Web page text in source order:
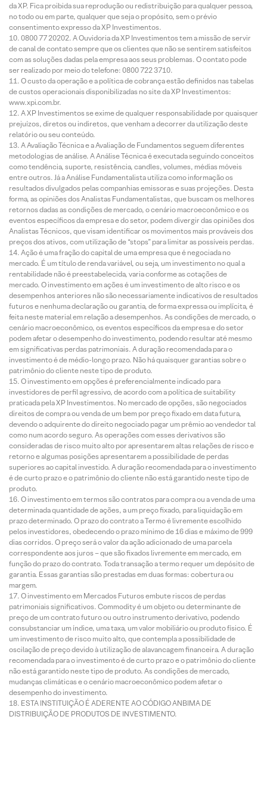
da XP. Fica proibida sua reprodução ou redistribuição para qualquer pessoa,
no todo ou em parte, qualquer que seja o propósito, sem o prévio
consentimento expresso da XP Investimentos.
0800 77 20202. A Ouvidoria da XP Investimentos tem a missão de servir
de canal de contato sempre que os clientes que não se sentirem satisfeitos
com as soluções dadas pela empresa aos seus problemas. O contato pode
ser realizado por meio do telefone: 0800 722 3710.
O custo da operação e a política de cobrança estão definidos nas tabelas
de custos operacionais disponibilizadas no site da XP Investimentos:
www.xpi.com.br.
A XP Investimentos se exime de qualquer responsabilidade por quaisquer
prejuízos, diretos ou indiretos, que venham a decorrer da utilização deste
relatório ou seu conteúdo.
A Avaliação Técnica e a Avaliação de Fundamentos seguem diferentes
metodologias de análise. A Análise Técnica é executada seguindo conceitos
como tendência, suporte, resistência, candles, volumes, médias móveis
entre outros. Já a Análise Fundamentalista utiliza como informação os
resultados divulgados pelas companhias emissoras e suas projeções. Desta
forma, as opiniões dos Analistas Fundamentalistas, que buscam os melhores
retornos dadas as condições de mercado, o cenário macroeconômico e os
eventos específicos da empresa e do setor, podem divergir das opiniões dos
Analistas Técnicos, que visam identificar os movimentos mais prováveis dos
preços dos ativos, com utilização de “stops” para limitar as possíveis perdas.
Ação é uma fração do capital de uma empresa que é negociada no
mercado. É um título de renda variável, ou seja, um investimento no qual a
rentabilidade não é preestabelecida, varia conforme as cotações de
mercado. O investimento em ações é um investimento de alto risco e os
desempenhos anteriores não são necessariamente indicativos de resultados
futuros e nenhuma declaração ou garantia, de forma expressa ou implícita, é
feita neste material em relação a desempenhos. As condições de mercado, o
cenário macroeconômico, os eventos específicos da empresa e do setor
podem afetar o desempenho do investimento, podendo resultar até mesmo
em significativas perdas patrimoniais. A duração recomendada para o
investimento é de médio-longo prazo. Não há quaisquer garantias sobre o
patrimônio do cliente neste tipo de produto.
O investimento em opções é preferencialmente indicado para
investidores de perfil agressivo, de acordo com a política de suitability
praticada pela XP Investimentos. No mercado de opções, são negociados
direitos de compra ou venda de um bem por preço fixado em data futura,
devendo o adquirente do direito negociado pagar um prêmio ao vendedor tal
como num acordo seguro. As operações com esses derivativos são
consideradas de risco muito alto por apresentarem altas relações de risco e
retorno e algumas posições apresentarem a possibilidade de perdas
superiores ao capital investido. A duração recomendada para o investimento
é de curto prazo e o patrimônio do cliente não está garantido neste tipo de
produto.
O investimento em termos são contratos para compra ou a venda de uma
determinada quantidade de ações, a um preço fixado, para liquidação em
prazo determinado. O prazo do contrato a Termo é livremente escolhido
pelos investidores, obedecendo o prazo mínimo de 16 dias e máximo de 999
dias corridos. O preço será o valor da ação adicionado de uma parcela
correspondente aos juros – que são fixados livremente em mercado, em
função do prazo do contrato. Toda transação a termo requer um depósito de
garantia. Essas garantias são prestadas em duas formas: cobertura ou
margem.
O investimento em Mercados Futuros embute riscos de perdas
patrimoniais significativos. Commodity é um objeto ou determinante de
preço de um contrato futuro ou outro instrumento derivativo, podendo
consubstanciar um índice, uma taxa, um valor mobiliário ou produto físico. É
um investimento de risco muito alto, que contempla a possibilidade de
oscilação de preço devido à utilização de alavancagem financeira. A duração
recomendada para o investimento é de curto prazo e o patrimônio do cliente
não está garantido neste tipo de produto. As condições de mercado,
mudanças climáticas e o cenário macroeconômico podem afetar o
desempenho do investimento.
ESTA INSTITUIÇÃO É ADERENTE AO CÓDIGO ANBIMA DE
DISTRIBUIÇÃO DE PRODUTOS DE INVESTIMENTO.